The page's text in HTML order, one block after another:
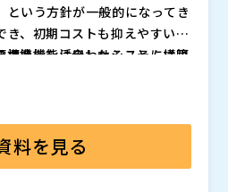
という方針が一般的になってき
き、初期コストも抑えやすいと
準機能を活用したシステム構築
な選択肢となっています。
標準機能に合わせることには限
強みや独自性をどう守るかが
自のプロセスは、標準機能だけ
が多くあります。
料を見る